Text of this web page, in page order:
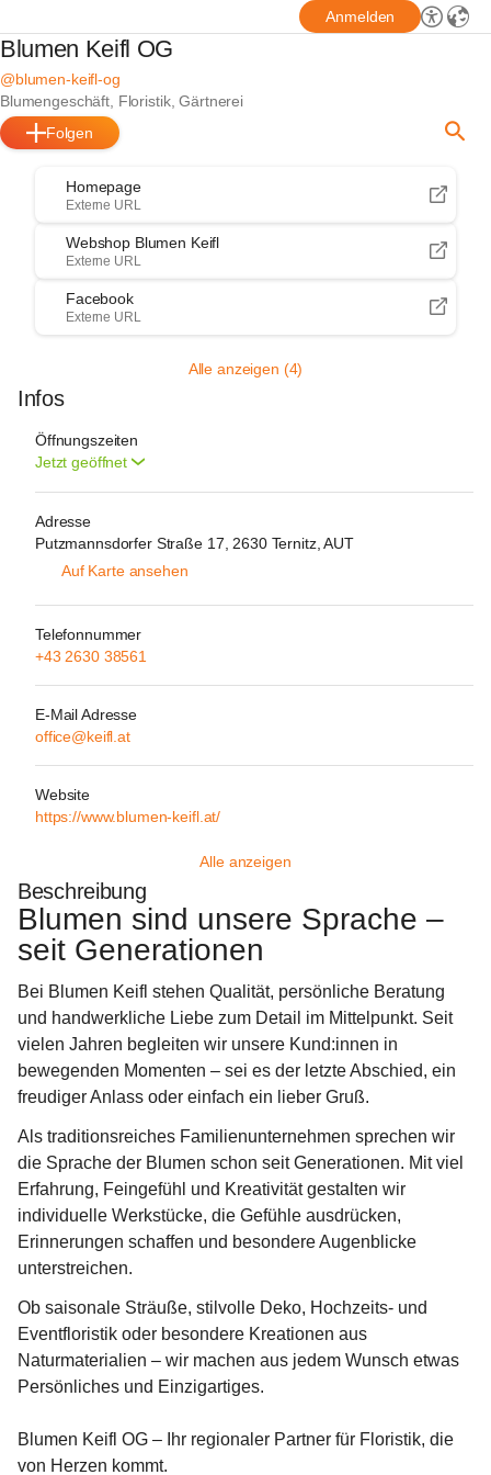
Anmelden
Blumen Keifl OG
@blumen-keifl-og
Blumengeschäft, Floristik, Gärtnerei
Folgen
Homepage
Externe URL
Webshop Blumen Keifl
Externe URL
Facebook
Externe URL
Alle anzeigen (4)
Infos
Öffnungszeiten
Jetzt geöffnet
Adresse
Putzmannsdorfer Straße 17, 2630 Ternitz, AUT
Auf Karte ansehen
Telefonnummer
+43 2630 38561
E-Mail Adresse
office@keifl.at
Website
https://www.blumen-keifl.at/
Alle anzeigen
Beschreibung
Blumen sind unsere Sprache –
seit Generationen
Bei Blumen Keifl stehen Qualität, persönliche Beratung
und handwerkliche Liebe zum Detail im Mittelpunkt. Seit
vielen Jahren begleiten wir unsere Kund:innen in
bewegenden Momenten – sei es der letzte Abschied, ein
freudiger Anlass oder einfach ein lieber Gruß.
Als traditionsreiches Familienunternehmen sprechen wir
die Sprache der Blumen schon seit Generationen. Mit viel
Erfahrung, Feingefühl und Kreativität gestalten wir
individuelle Werkstücke, die Gefühle ausdrücken,
Erinnerungen schaffen und besondere Augenblicke
unterstreichen.
Ob saisonale Sträuße, stilvolle Deko, Hochzeits- und
Eventfloristik oder besondere Kreationen aus
Naturmaterialien – wir machen aus jedem Wunsch etwas
Persönliches und Einzigartiges.
Blumen Keifl OG – Ihr regionaler Partner für Floristik, die
von Herzen kommt.